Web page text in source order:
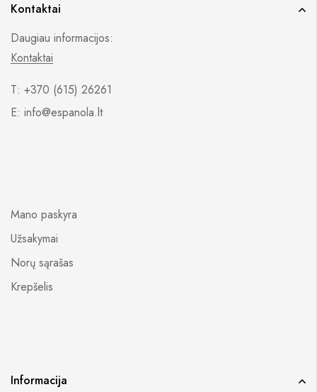
Kontaktai
Daugiau informacijos:
Kontaktai
T: +370 (615) 26261
E: info@espanola.lt
Mano paskyra
Užsakymai
Norų sąrašas
Krepšelis
Informacija